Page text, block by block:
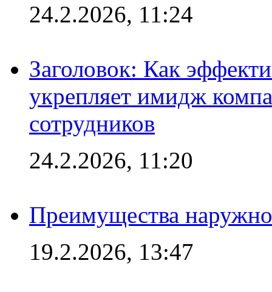
24.2.2026, 11:24
Заголовок: Как
укрепляет имидж
сотрудников
24.2.2026, 11:20
Преимущества
19.2.2026, 13:47